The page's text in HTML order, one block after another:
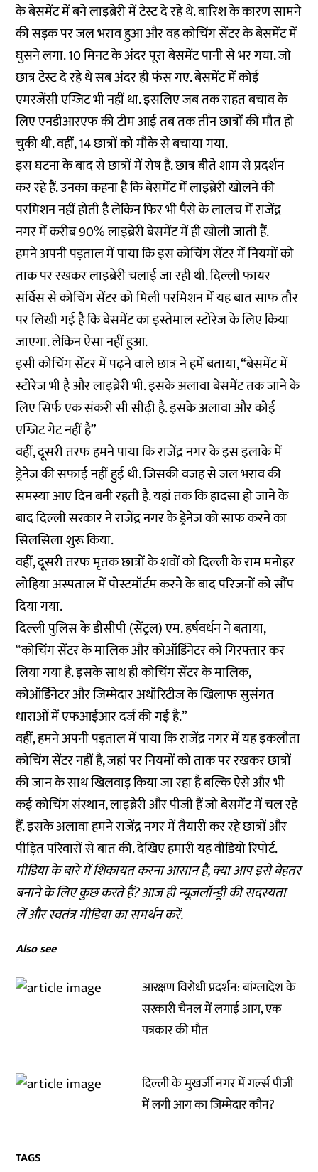
के बेसमेंट में बने लाइब्रेरी में टेस्ट दे रहे थे. बारिश के कारण सामने
की सड़क पर जल भराव हुआ और वह कोचिंग सेंटर के बेसमेंट में
घुसने लगा. 10 मिनट के अंदर पूरा बेसमेंट पानी से भर गया. जो
छात्र टेस्ट दे रहे थे सब अंदर ही फंस गए. बेसमेंट में कोई
एमरजेंसी एग्जिट भी नहीं था. इसलिए जब तक राहत बचाव के
लिए एनडीआरएफ की टीम आई तब तक तीन छात्रों की मौत हो
चुकी थी. वहीं, 14 छात्रों को मौके से बचाया गया.
इस घटना के बाद से छात्रों में रोष है. छात्र बीते शाम से प्रदर्शन
कर रहे हैं. उनका कहना है कि बेसमेंट में लाइब्रेरी खोलने की
परमिशन नहीं होती है लेकिन फिर भी पैसे के लालच में राजेंद्र
नगर में करीब 90% लाइब्रेरी बेसमेंट में ही खोली जाती हैं.
हमने अपनी पड़ताल में पाया कि इस कोचिंग सेंटर में नियमों को
ताक पर रखकर लाइब्रेरी चलाई जा रही थी. दिल्ली फायर
सर्विस से कोचिंग सेंटर को मिली परमिशन में यह बात साफ तौर
पर लिखी गई है कि बेसमेंट का इस्तेमाल स्टोरेज के लिए किया
जाएगा. लेकिन ऐसा नहीं हुआ.
इसी कोचिंग सेंटर में पढ़ने वाले छात्र ने हमें बताया, “बेसमेंट में
स्टोरेज भी है और लाइब्रेरी भी. इसके अलावा बेसमेंट तक जाने के
लिए सिर्फ एक संकरी सी सीढ़ी है. इसके अलावा और कोई
एग्जिट गेट नहीं है”
वहीं, दूसरी तरफ हमने पाया कि राजेंद्र नगर के इस इलाके में
ड्रेनेज की सफाई नहीं हुई थी. जिसकी वजह से जल भराव की
समस्या आए दिन बनी रहती है. यहां तक कि हादसा हो जाने के
बाद दिल्ली सरकार ने राजेंद्र नगर के ड्रेनेज को साफ करने का
सिलसिला शुरू किया.
वहीं, दूसरी तरफ मृतक छात्रों के शवों को दिल्ली के राम मनोहर
लोहिया अस्पताल में पोस्टमॉर्टम करने के बाद परिजनों को सौंप
दिया गया.
दिल्ली पुलिस के डीसीपी (सेंट्रल) एम. हर्षवर्धन ने बताया,
“कोचिंग सेंटर के मालिक और कोऑर्डिनेटर को गिरफ्तार कर
लिया गया है. इसके साथ ही कोचिंग सेंटर के मालिक,
कोऑर्डिनेटर और जिम्मेदार अथॉरिटीज के खिलाफ सुसंगत
धाराओं में एफआईआर दर्ज की गई है.”
वहीं, हमने अपनी पड़ताल में पाया कि राजेंद्र नगर में यह इकलौता
कोचिंग सेंटर नहीं है, जहां पर नियमों को ताक पर रखकर छात्रों
की जान के साथ खिलवाड़ किया जा रहा है बल्कि ऐसे और भी
कई कोचिंग संस्थान, लाइब्रेरी और पीजी हैं जो बेसमेंट में चल रहे
हैं. इसके अलावा हमने राजेंद्र नगर में तैयारी कर रहे छात्रों और
पीड़ित परिवारों से बात की. देखिए हमारी यह वीडियो रिपोर्ट.
मीडिया के बारे में शिकायत करना आसान है, क्या आप इसे बेहतर
बनाने के लिए कुछ करते हैं? आज ही न्यूज़लॉन्ड्री कीसदस्यता
लेंऔर स्वतंत्र मीडिया का समर्थन करें.
Also see
आरक्षण विरोधी प्रदर्शन: बांग्लादेश के
सरकारी चैनल में लगाई आग, एक
पत्रकार की मौत
दिल्ली के मुखर्जी नगर में गर्ल्स पीजी
में लगी आग का जिम्मेदार कौन?
TAGS